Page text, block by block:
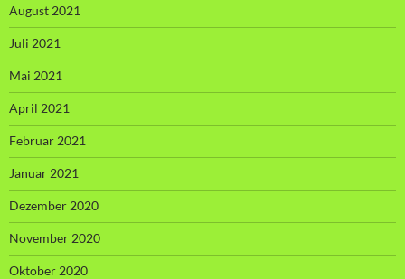
August 2021
Juli 2021
Mai 2021
April 2021
Februar 2021
Januar 2021
Dezember 2020
November 2020
Oktober 2020